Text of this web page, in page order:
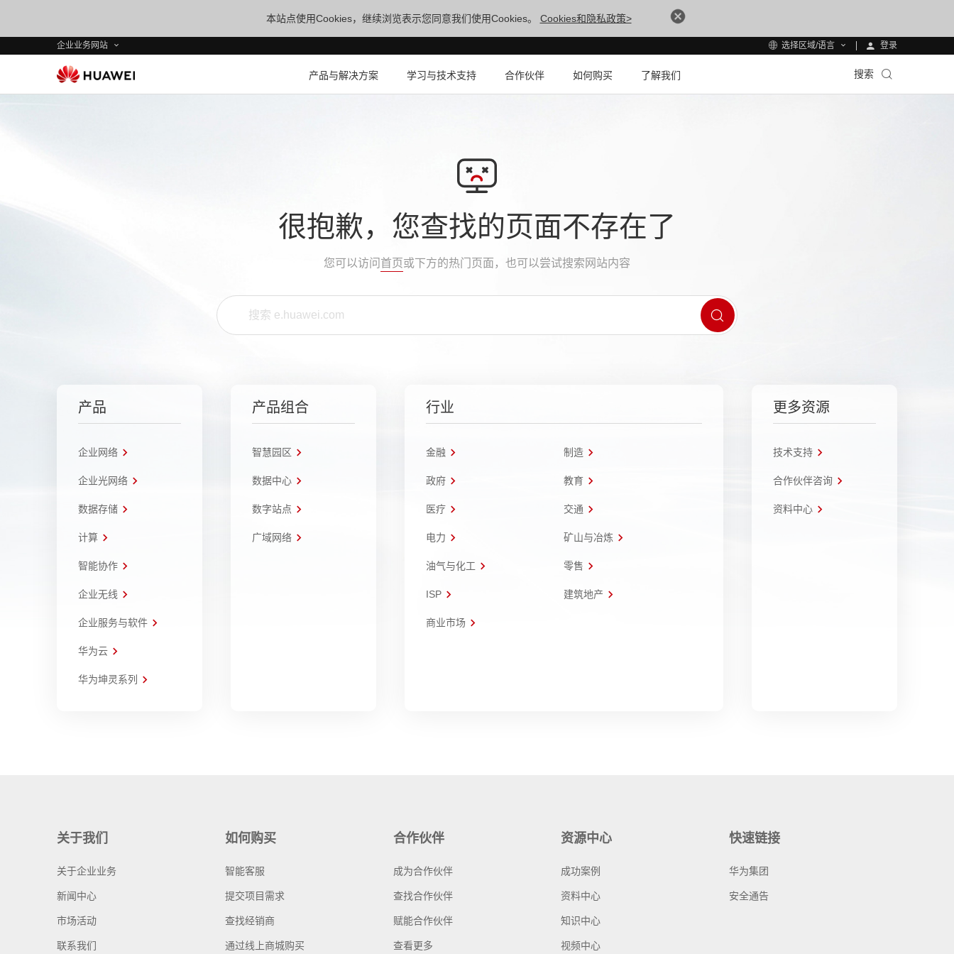
本站点使用Cookies，继续浏览表示您同意我们使用Cookies。 Cookies和隐私政策>
企业业务网站 选择区域/语言 登录
产品与解决方案 学习与技术支持 合作伙伴 如何购买 了解我们 搜索
很抱歉，您查找的页面不存在了
您可以访问 首页或下方的热门页面，也可以尝试搜索网站内容
产品
企业网络
企业光网络
数据存储
计算
智能协作
企业无线
企业服务与软件
华为云
华为坤灵系列
产品组合
智慧园区
数据中心
数字站点
广域网络
行业
金融 制造
政府 教育
医疗 交通
电力 矿山与冶炼
油气与化工 零售
ISP 建筑地产
商业市场
更多资源
技术支持
合作伙伴咨询
资料中心
关于我们
关于企业业务
新闻中心
市场活动
联系我们
如何购买
智能客服
提交项目需求
查找经销商
通过线上商城购买
合作伙伴
成为合作伙伴
查找合作伙伴
赋能合作伙伴
查看更多
资源中心
成功案例
资料中心
知识中心
视频中心
快速链接
华为集团
安全通告